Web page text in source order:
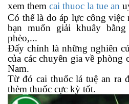
xem them cai thuoc la tue an
Có thể là do áp lực công việc
bạn muốn giải khuây
phèo,...
Đấy chính là những nghiên
của các chuyên gia về phòng
Nam.
Từ đó cai thuốc lá tuệ an ra
thèm thuốc cực kỳ tốt.